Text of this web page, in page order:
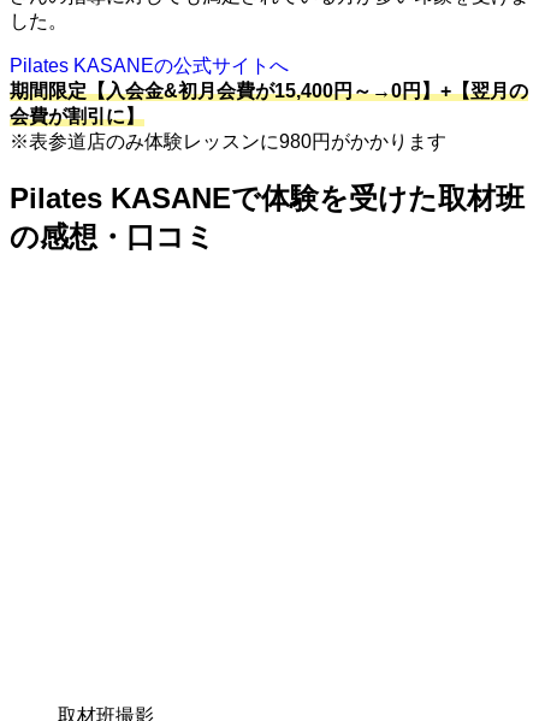
した。
Pilates KASANEの公式サイトへ
期間限定【入会金&初月会費が15,400円～→0円】+【翌月の
会費が割引に】
※表参道店のみ体験レッスンに980円がかかります
Pilates KASANEで体験を受けた取材班
の感想・口コミ
取材班撮影